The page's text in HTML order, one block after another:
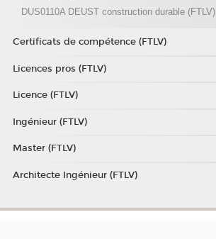
DUS0110A DEUST construction durable (FTLV)
Certificats de compétence (FTLV)
Licences pros (FTLV)
Licence (FTLV)
Ingénieur (FTLV)
Master (FTLV)
Architecte Ingénieur (FTLV)